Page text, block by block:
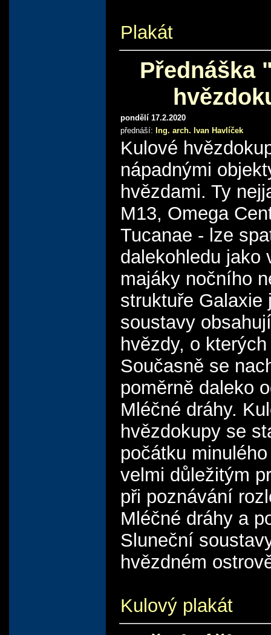
Plakát
Přednáška
pondělí 17.2.2020
přednáší: Ing. arch. Ivan Havlíček
Kulové
nápadnými
hvězdami. Ty
M13, Omega
Tucanae - lze
dalekohledu jako
majáky nočního
struktuře Galaxie
soustavy
hvězdy, o
Současně se
poměrně daleko
Mléčné dráhy.
hvězdokupy se
počátku
velmi důležitým
při poznávání
Mléčné dráhy a
Sluneční
hvězdném
Kulový plakát